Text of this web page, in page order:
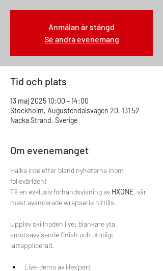
Anmälan är stängd
Se andra evenemang
Tid och plats
13 maj 2025 10:00 – 14:00
Stockholm, Augustendalsvägen 20, 131 52
Nacka Strand, Sverige
Om evenemanget
Halka inte efter bland nyheterna inom
folievärlden!
Få en exklusiv förhandsvisning av HXONE, vår
mest avancerade wrapserie hittills.
Upplev skillnaden live: blankare yta,
smutsavvisande finish och otroligt
lättapplicerad.
Live-demo av Hex'pert